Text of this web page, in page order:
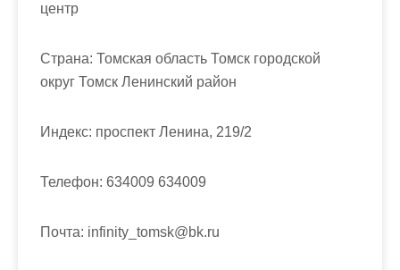
центр
Страна: Томская область Томск городской
округ Томск Ленинский район
Индекс: проспект Ленина, 219/2
Телефон: 634009 634009
Почта: infinity_tomsk@bk.ru